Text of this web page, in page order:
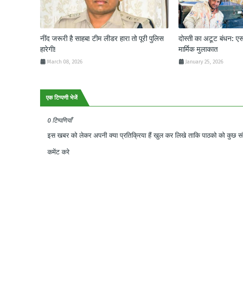
नींद जरूरी है साहब! टीम लीडर हारा तो पूरी पुलिस
हारेगी!
March 08, 2026
दोस्ती का अटूट बंधन:
मार्मिक मुलाकात
January 25, 2026
एक टिप्पणी भेजें
0 टिप्पणियाँ
इस खबर को लेकर अपनी क्या प्रतिक्रिया हैं खुल कर लिखे ताकि पाठको को कुछ
कमेंट करे